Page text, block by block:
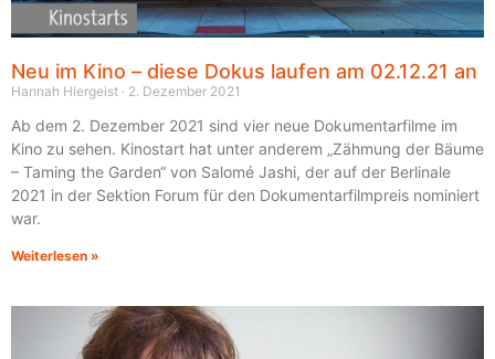
Neu im Kino – diese Dokus laufen am 02.12.21 an
Hannah Hiergeist 2. Dezember 2021
Ab dem 2. Dezember 2021 sind vier neue Dokumentarfilme im
Kino zu sehen. Kinostart hat unter anderem „Zähmung der Bäume
– Taming the Garden“ von Salomé Jashi, der auf der Berlinale
2021 in der Sektion Forum für den Dokumentarfilmpreis nominiert
war.
Weiterlesen »